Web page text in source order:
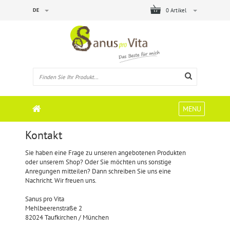
0 Artikel
DE
MENU
Kontakt
Sie haben eine Frage zu unseren angebotenen Produkten
oder unserem Shop? Oder Sie möchten uns sonstige
Anregungen mitteilen? Dann schreiben Sie uns eine
Nachricht. Wir freuen uns.
Sanus pro Vita
Mehlbeerenstraße 2
82024 Taufkirchen / München